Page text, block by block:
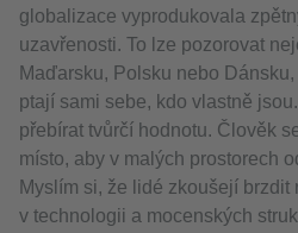
globalizace vyprodukovala
uzavřenosti. To lze pozorovat
Maďarsku, Polsku nebo
ptají sami sebe, kdo vlastně
přebírat tvůrčí hodnotu. Člověk
místo, aby v malých prostorech
Myslím si, že lidé zkoušejí brzdit
v technologii a mocenských